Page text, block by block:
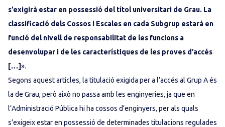
s’exigirà estar en possessió del títol universitari de Grau. La
classificació dels Cossos i Escales en cada Subgrup estarà en
funció del nivell de responsabilitat de les funcions a
desenvolupar i de les característiques de les proves d’accés
[…]».
Segons aquest articles, la titulació exigida per a l’accés al Grup A és
la de Grau, però això no passa amb les enginyeries, ja que en
l’Administració Pública hi ha cossos d’enginyers, per als quals
s’exigeix estar en possessió de determinades titulacions regulades